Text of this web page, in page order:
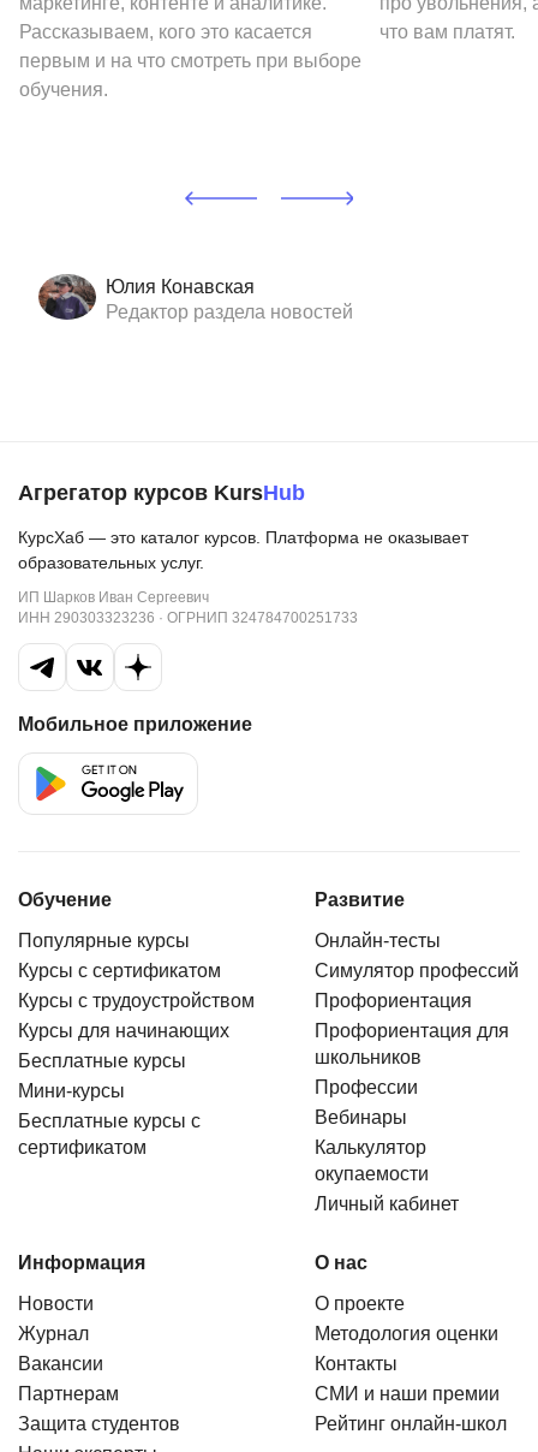
Рассказываем, кого это касается
первым и на что смотреть при выборе
обучения.
что вам платят.
Юлия Конавская
Редактор раздела новостей
Агрегатор курсов KursHub
КурсХаб — это каталог курсов. Платформа не оказывает
образовательных услуг.
ИП Шарков Иван Сергеевич
ИНН 290303323236 · ОГРНИП 324784700251733
Мобильное приложение
Обучение
Популярные курсы
Курсы с сертификатом
Курсы с трудоустройством
Курсы для начинающих
Бесплатные курсы
Мини-курсы
Бесплатные курсы с
сертификатом
Развитие
Онлайн-тесты
Симулятор профессий
Профориентация
Профориентация для
школьников
Профессии
Вебинары
Калькулятор
окупаемости
Личный кабинет
Информация
Новости
Журнал
Вакансии
Партнерам
Защита студентов
О нас
О проекте
Методология оценки
Контакты
СМИ и наши премии
Рейтинг онлайн-школ